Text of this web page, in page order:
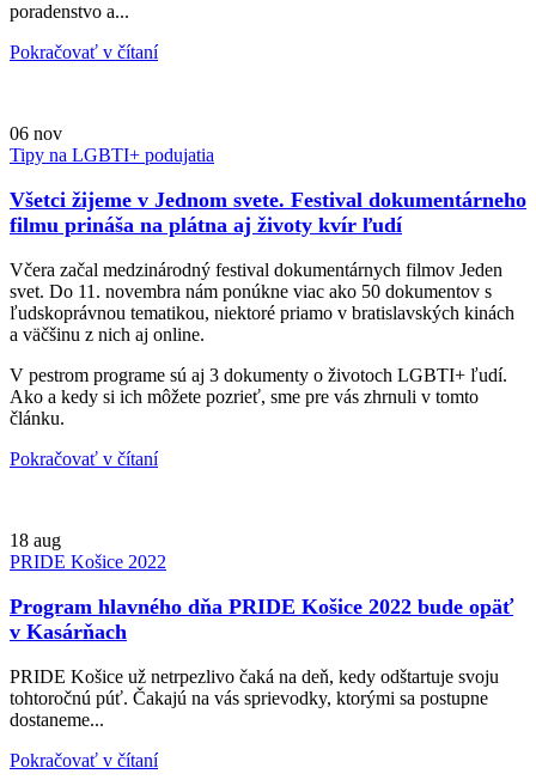
poradenstvo a...
Pokračovať v čítaní
06 nov
Tipy na LGBTI+ podujatia
Všetci žijeme v Jednom svete. Festival dokumentárneho
filmu prináša na plátna aj životy kvír ľudí
Včera začal medzinárodný festival dokumentárnych filmov Jeden
svet. Do 11. novembra nám ponúkne viac ako 50 dokumentov s
ľudskoprávnou tematikou, niektoré priamo v bratislavských kinách
a väčšinu z nich aj online.
V pestrom programe sú aj 3 dokumenty o životoch LGBTI+ ľudí.
Ako a kedy si ich môžete pozrieť, sme pre vás zhrnuli v tomto
článku.
Pokračovať v čítaní
18 aug
PRIDE Košice 2022
Program hlavného dňa PRIDE Košice 2022 bude opäť
v Kasárňach
PRIDE Košice už netrpezlivo čaká na deň, kedy odštartuje svoju
tohtoročnú púť. Čakajú na vás sprievodky, ktorými sa postupne
dostaneme...
Pokračovať v čítaní